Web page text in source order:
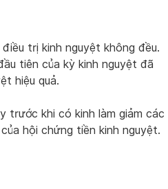
trị kinh nguyệt không đều.
tiên của kỳ kinh nguyệt đã
hiệu quả.
trước khi có kinh làm giảm các
hội chứng tiền kinh nguyệt.